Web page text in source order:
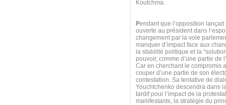
Koutchma.
Pendant que l’opposition
ouverte au président dans
changement par la voie
manquer d’impact face aux
la stabilité politique et la
pouvoir, comme d’une partie de
Car en cherchant le compromis
couper d’une partie de son
contestation. Sa tentative de
Youchtchenko descendra dans
tardif pour l’impact de la
manifestants, la stratégie du